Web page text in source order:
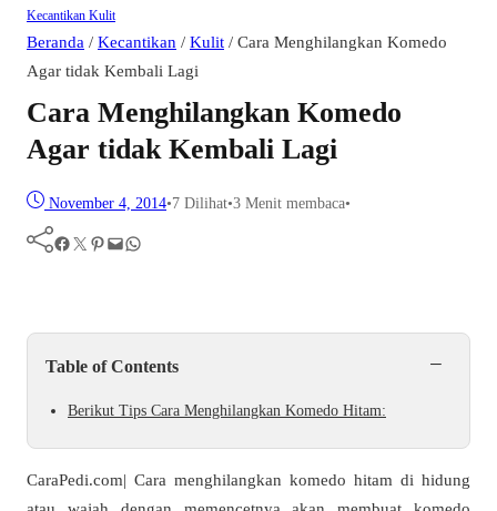
Kecantikan Kulit
Beranda / Kecantikan / Kulit / Cara Menghilangkan Komedo
Agar tidak Kembali Lagi
Cara Menghilangkan Komedo
Agar tidak Kembali Lagi
November 4, 2014•7 Dilihat•3 Menit membaca•
Facebook Twitter Pinterest Mail WhatsApp
Table of Contents −
Berikut Tips Cara Menghilangkan Komedo Hitam:
CaraPedi.com| Cara menghilangkan komedo hitam di hidung